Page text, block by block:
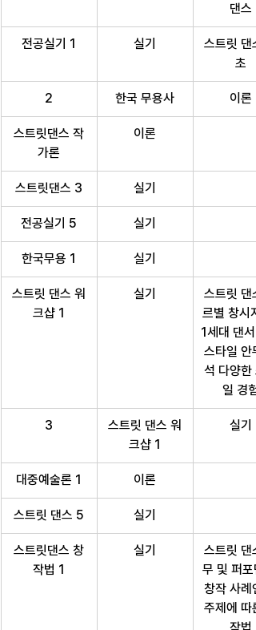
댄스
전공실기 1 실기
스트릿 댄
초
2 한국 무용사 이론
스트릿댄스 작
가론
이론
스트릿댄스 3 실기
전공실기 5 실기
한국무용 1 실기
스트릿 댄스 워
크샵 1
실기
스트릿 댄
르별 창시
1세대 댄서
스타일 안
석 다양한
일 경험
3
스트릿 댄스 워
크샵 1
실기
대중예술론 1 이론
스트릿 댄스 5 실기
스트릿댄스 창
작법 1
실기
스트릿 댄
무 및 퍼포
창작 사례
주제에 따